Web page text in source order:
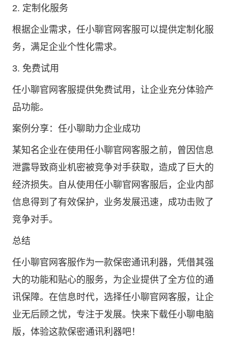
2. 定制化服务
根据企业需求，任小聊官网客服可以提供定制化服
务，满足企业个性化需求。
3. 免费试用
任小聊官网客服提供免费试用，让企业充分体验产
品功能。
案例分享：任小聊助力企业成功
某知名企业在使用任小聊官网客服之前，曾因信息
泄露导致商业机密被竞争对手获取，造成了巨大的
经济损失。自从使用任小聊官网客服后，企业内部
信息得到了有效保护，业务发展迅速，成功击败了
竞争对手。
总结
任小聊官网客服作为一款保密通讯利器，凭借其强
大的功能和贴心的服务，为企业提供了全方位的通
讯保障。在信息时代，选择任小聊官网客服，让企
业无后顾之忧，专注于发展。快来下载任小聊电脑
版，体验这款保密通讯利器吧！